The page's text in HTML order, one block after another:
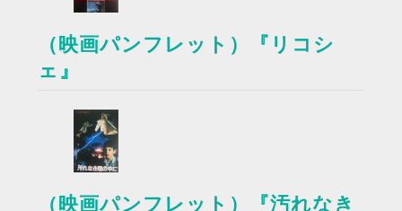
（映画パンフレット）『リコシ
ェ』
（映画パンフレット）『汚れなき